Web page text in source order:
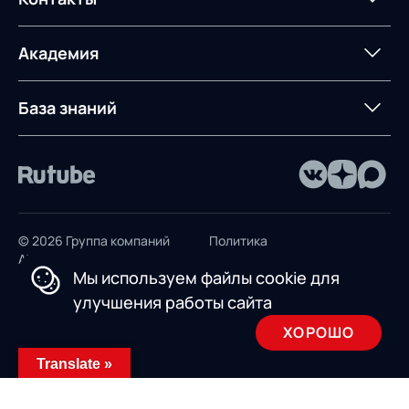
контейнерным
терминалом
Контакты
Академия
Предложение для
База знаний
© 2026 Группа компаний
AXELOT
Политика
Пользовательское
соглашение
Мы используем файлы cookie для
улучшения работы сайта
ХОРОШО
Translate »